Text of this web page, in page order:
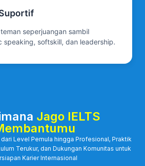
seperjuangan sambil
speaking, softskill, dan leadership.
Jago IELTS
Level Pemula hingga Profesional, Praktik
Terukur, dan Dukungan Komunitas untuk
Karier Internasional